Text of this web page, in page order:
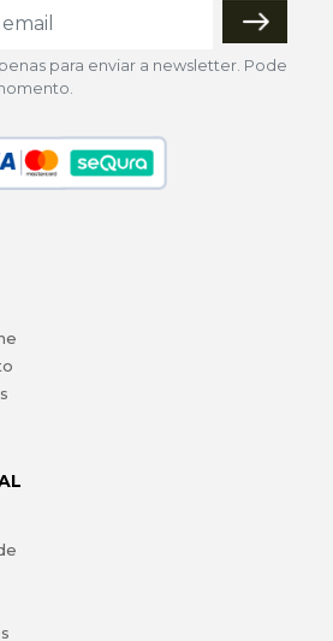
para enviar a newsletter. Pode